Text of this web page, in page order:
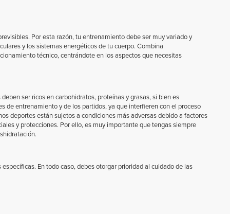
Por esta razón, tu entrenamiento debe ser muy variado y
y los sistemas energéticos de tu cuerpo. Combina
técnico, centrándote en los aspectos que necesitas
ser ricos en carbohidratos, proteínas y grasas, si bien es
de entrenamiento y de los partidos, ya que interfieren con el proceso
deportes están sujetos a condiciones más adversas debido a factores
y protecciones. Por ello, es muy importante que tengas siempre
En todo caso, debes otorgar prioridad al cuidado de las